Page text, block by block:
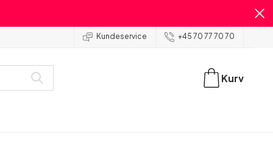
Kundeservice +45 70 77 70 70
Kurv